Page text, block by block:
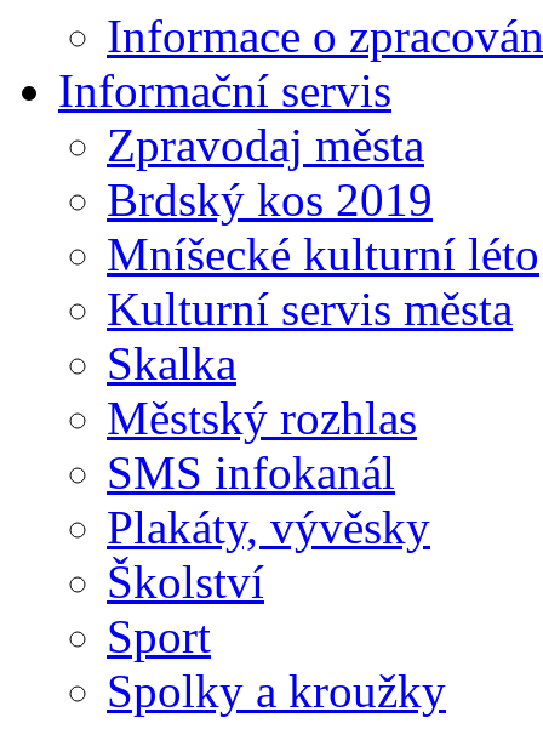
Informace o
Informační servis
Zpravodaj města
Brdský kos 2019
Mníšecké kulturní léto
Kulturní servis města
Skalka
Městský rozhlas
SMS infokanál
Plakáty, vývěsky
Školství
Sport
Spolky a kroužky